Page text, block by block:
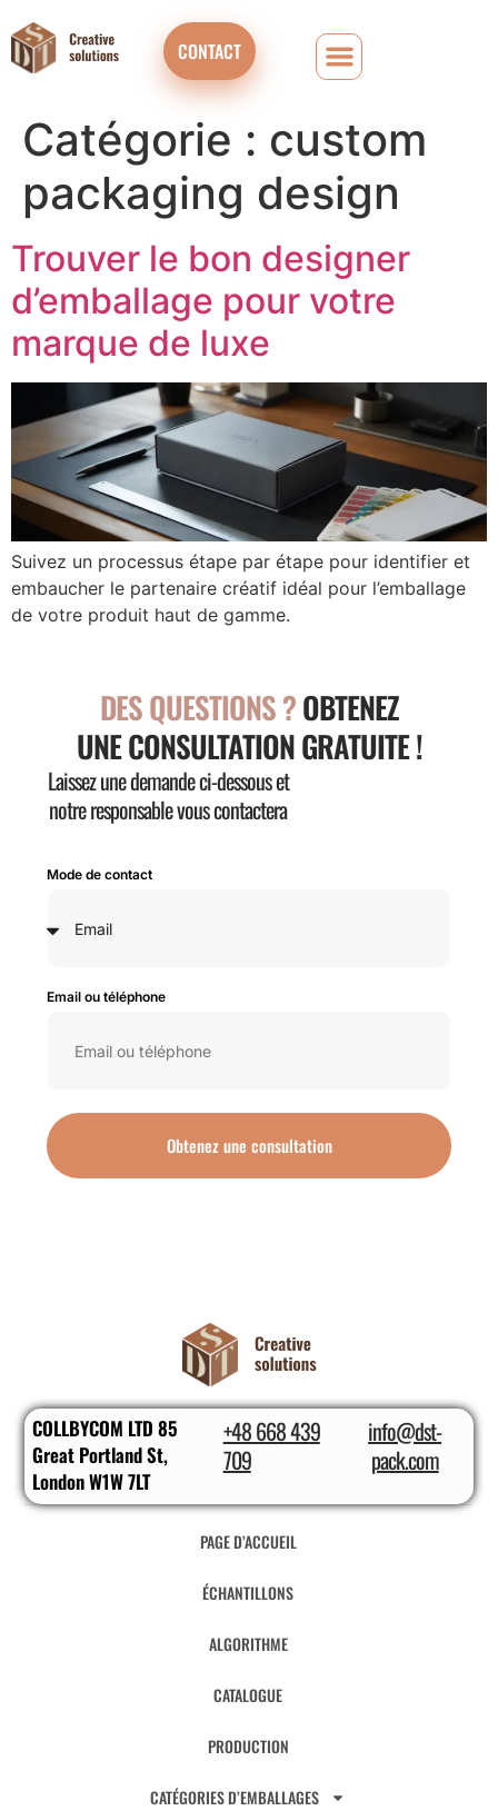
CONTACT
Catégorie : custom
packaging design
Trouver le bon designer
d’emballage pour votre
marque de luxe
Suivez un processus étape par étape pour identifier et
embaucher le partenaire créatif idéal pour l’emballage
de votre produit haut de gamme.
DES QUESTIONS ?OBTENEZ
UNE CONSULTATION GRATUITE !
Laissez une demande ci-dessous et
notre responsable vous contactera
Mode de contact
Email ou téléphone
Obtenez une consultation
COLLBYCOM LTD 85
Great Portland St,
London W1W 7LT
+48 668 439
709
info@dst-
pack.com
PAGE D’ACCUEIL
ÉCHANTILLONS
ALGORITHME
CATALOGUE
PRODUCTION
CATÉGORIES D’EMBALLAGES